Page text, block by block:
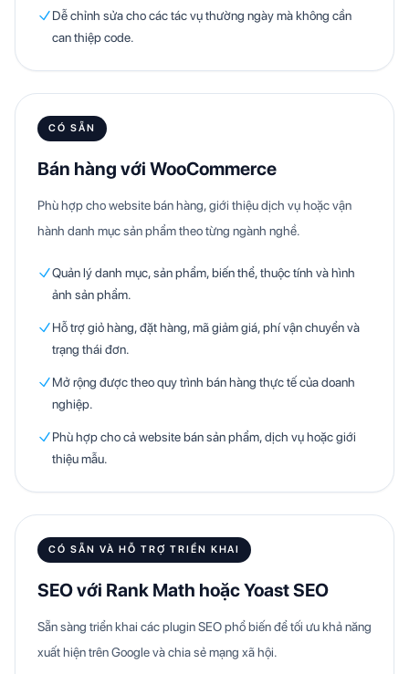
Dễ chỉnh sửa cho các tác vụ thường ngày mà không cần
can thiệp code.
CÓ SẴN
Bán hàng với WooCommerce
Phù hợp cho website bán hàng, giới thiệu dịch vụ hoặc vận
hành danh mục sản phẩm theo từng ngành nghề.
Quản lý danh mục, sản phẩm, biến thể, thuộc tính và hình
ảnh sản phẩm.
Hỗ trợ giỏ hàng, đặt hàng, mã giảm giá, phí vận chuyển và
trạng thái đơn.
Mở rộng được theo quy trình bán hàng thực tế của doanh
nghiệp.
Phù hợp cho cả website bán sản phẩm, dịch vụ hoặc giới
thiệu mẫu.
CÓ SẴN VÀ HỖ TRỢ TRIỂN KHAI
SEO với Rank Math hoặc Yoast SEO
Sẵn sàng triển khai các plugin SEO phổ biến để tối ưu khả năng
xuất hiện trên Google và chia sẻ mạng xã hội.